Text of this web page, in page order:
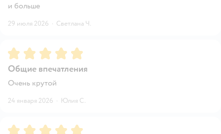
и больше
29 июля 2026 · Светлана Ч.
Рейтинг:5
Общие впечатления
Очень крутой
24 января 2026 · Юлия С.
Рейтинг:5